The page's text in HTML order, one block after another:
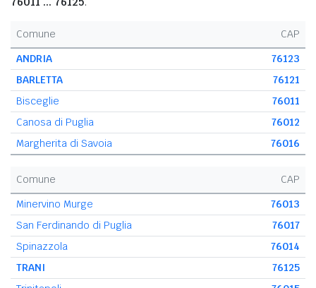
Comune
CAP
ANDRIA
76123
BARLETTA
76121
Bisceglie
76011
Canosa di Puglia
76012
Margherita di Savoia
76016
Comune
CAP
Minervino Murge
76013
San Ferdinando di Puglia
76017
Spinazzola
76014
TRANI
76125